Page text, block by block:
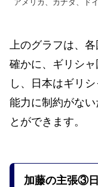
アメリカ、カナダ、ド
上のグラフは、
確かに、ギリシ
し、日本はギリ
能力に制約がな
とができます。
加藤の主張③日